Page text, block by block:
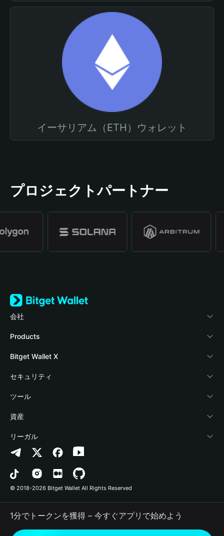
イーサリアム（ETH）ウォレット
プロジェクトパートナー
会社
Bitget Walletについて
ブログ
アカデミー
暗号資産ニュース
Help Center
お問い合わせ
ブランドリソース
キャリア
Products
Crypto Card
Stablecoin Earn
Payfi Crypto
Crypto Swap API
Altcoin Season Index
Prediction Markets
DApp
RWA
Bitget Wallet X
デベロッパー
ウォレットを接続
Bitget Wallet Pay
プロジェクトを掲載
セキュリティ
保護基金
セキュリティ技術
ツール
暗号資産を購入
認証検出
コントラクト検出
一括送金
資産
Arbitrum
Avalanche
Bitcoin
Polygon
リーガル
プライバシーポリシー
利用規約
© 2018-2026 Bitget Wallet All Rights Reserved
1分でトークンを獲得 – 今すぐアプリで始めよう